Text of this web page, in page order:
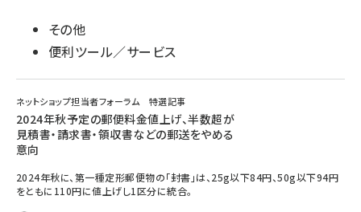
その他
便利ツール／サービス
ネットショップ担当者フォーラム 特選記事
2024年秋予定の郵便料金値上げ、半数超が
見積書・請求書・領収書などの郵送をやめる
意向
2024年秋に、第一種定形郵便物の「封書」は、25g以下84円、50g以下94円
をともに110円に値上げし1区分に統合。